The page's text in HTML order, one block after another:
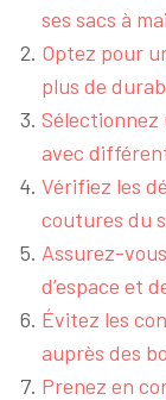
ses sacs à
Optez pour
plus de
Sélectionnez
avec
Vérifiez les
coutures du
Assurez-
d’espace et
Évitez les
auprès des
Prenez en